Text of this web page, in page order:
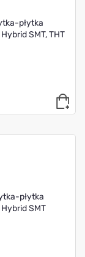
płytka
SMT, THT
płytka
SMT